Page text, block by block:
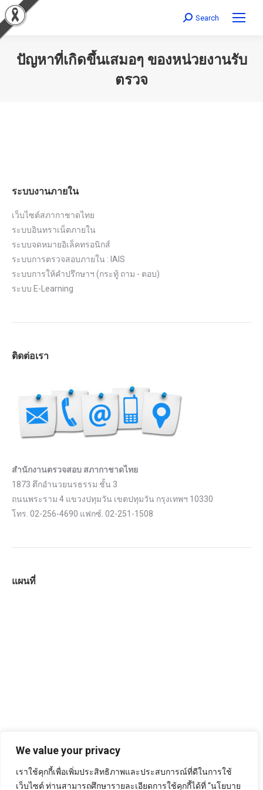
We value your privacy
เราใช้คุกกี้เพื่อเพิ่มประสิทธิภาพและประสบการณ์ที่ดีในการใช้
เว็บไซต์ ท่านสามารถศึกษารายละเอียดการใช้คุกกี้ได้ที่ “นโยบาย
Search:
Search
ปัญหาที่เกิดขึ้นเสมอๆ ของหน่วยงานรับ
ตรวจ
ระบบงานภายใน
เว็บไซต์สภากาชาดไทย
ระบบอินทราเน็ตภายใน
ระบบจดหมายอิเล็คทรอนิกส์
ระบบการตรวจสอบภายใน : IAIS
ระบบการให้คำปรึกษาฯ (กระทู้ ถาม - ตอบ)
ระบบ E-Learning
ติดต่อเรา
สำนักงานตรวจสอบ สภากาชาดไทย
1873 ตึกอำนวยนรธรรม ชั้น 3
ถนนพระราม 4 แขวงปทุมวัน เขตปทุมวัน กรุงเทพฯ 10330
โทร. 02-256-4690 แฟกซ์. 02-251-1508
แผนที่